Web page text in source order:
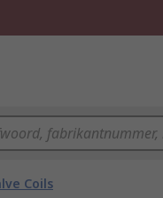
Coils